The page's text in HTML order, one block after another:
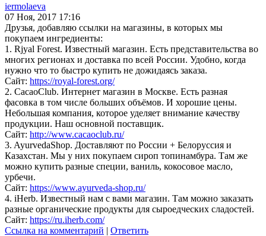
iermolaeva
07 Ноя, 2017 17:16
Друзья, добавляю ссылки на магазины, в которых мы
покупаем ингредиенты:
1. Rjyal Forest. Известный магазин. Есть представительства во
многих регионах и доставка по всей России. Удобно, когда
нужно что то быстро купить не дожидаясь заказа.
Сайт: https://royal-forest.org/
2. CacaoClub. Интернет магазин в Москве. Есть разная
фасовка в том числе больших объёмов. И хорошие цены.
Небольшая компания, которое уделяет внимание качеству
продукции. Наш основной поставщик.
Сайт: http://www.cacaoclub.ru/
3. AyurvedaShop. Доставляют по России + Белоруссия и
Казахстан. Мы у них покупаем сироп топинамбура. Там же
можно купить разные специи, ваниль, кокосовое масло,
урбечи.
Сайт: https://www.ayurveda-shop.ru/
4. iHerb. Известный нам с вами магазин. Там можно заказать
разные органические продукты для сыроедческих сладостей.
Сайт: https://ru.iherb.com/
Ссылка на комментарий | Ответить